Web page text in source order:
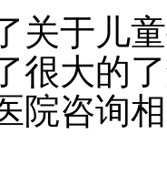
关于儿
很大的
院咨询